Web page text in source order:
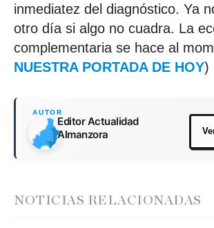
inmediatez del diagnóstico. Ya
otro día si algo no cuadra. La
complementaria se hace al
NUESTRA PORTADA DE HOY)
Editor Actualidad
Almanzora
NOTICIAS RELACIONADAS